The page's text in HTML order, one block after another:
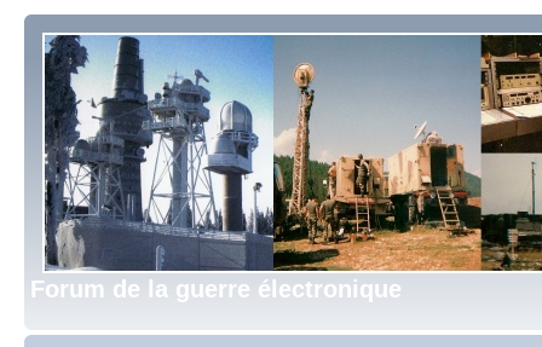
Forum de la guerre électronique